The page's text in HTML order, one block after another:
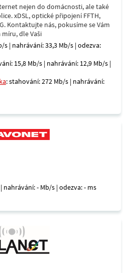
nejen do domácnosti, ale také
xDSL, optické připojení FFTH,
Kontaktujte nás, pokusíme se Vám
dle Vaši
s | nahrávání: 33,3 Mb/s | odezva:
15,8 Mb/s | nahrávání: 12,9 Mb/s |
: stahování: 272 Mb/s | nahrávání:
nahrávání: - Mb/s | odezva: - ms